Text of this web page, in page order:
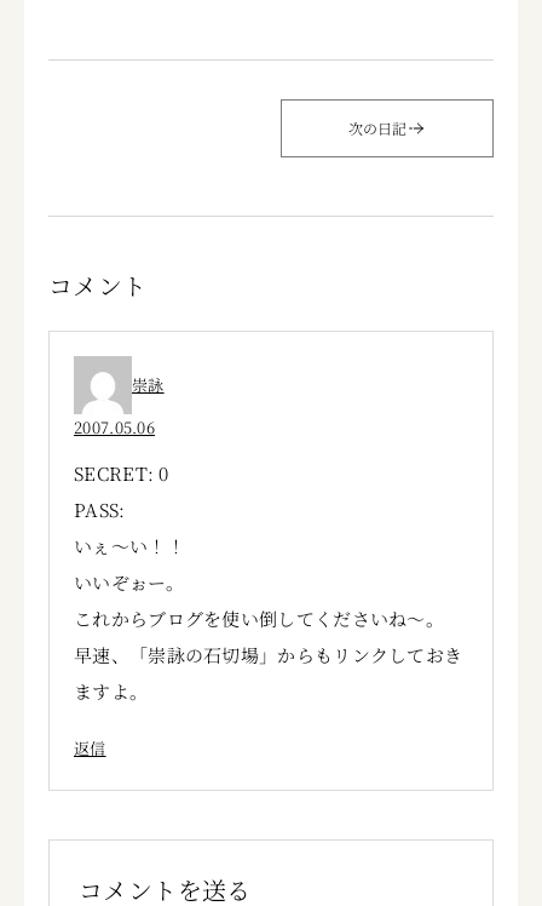
次の日記
コメント
崇詠
2007.05.06
SECRET: 0
PASS:
いぇ～い！！
いいぞぉー。
これからブログを使い倒してくださいね～。
早速、「崇詠の石切場」からもリンクしておき
ますよ。
返信
コメントを送る